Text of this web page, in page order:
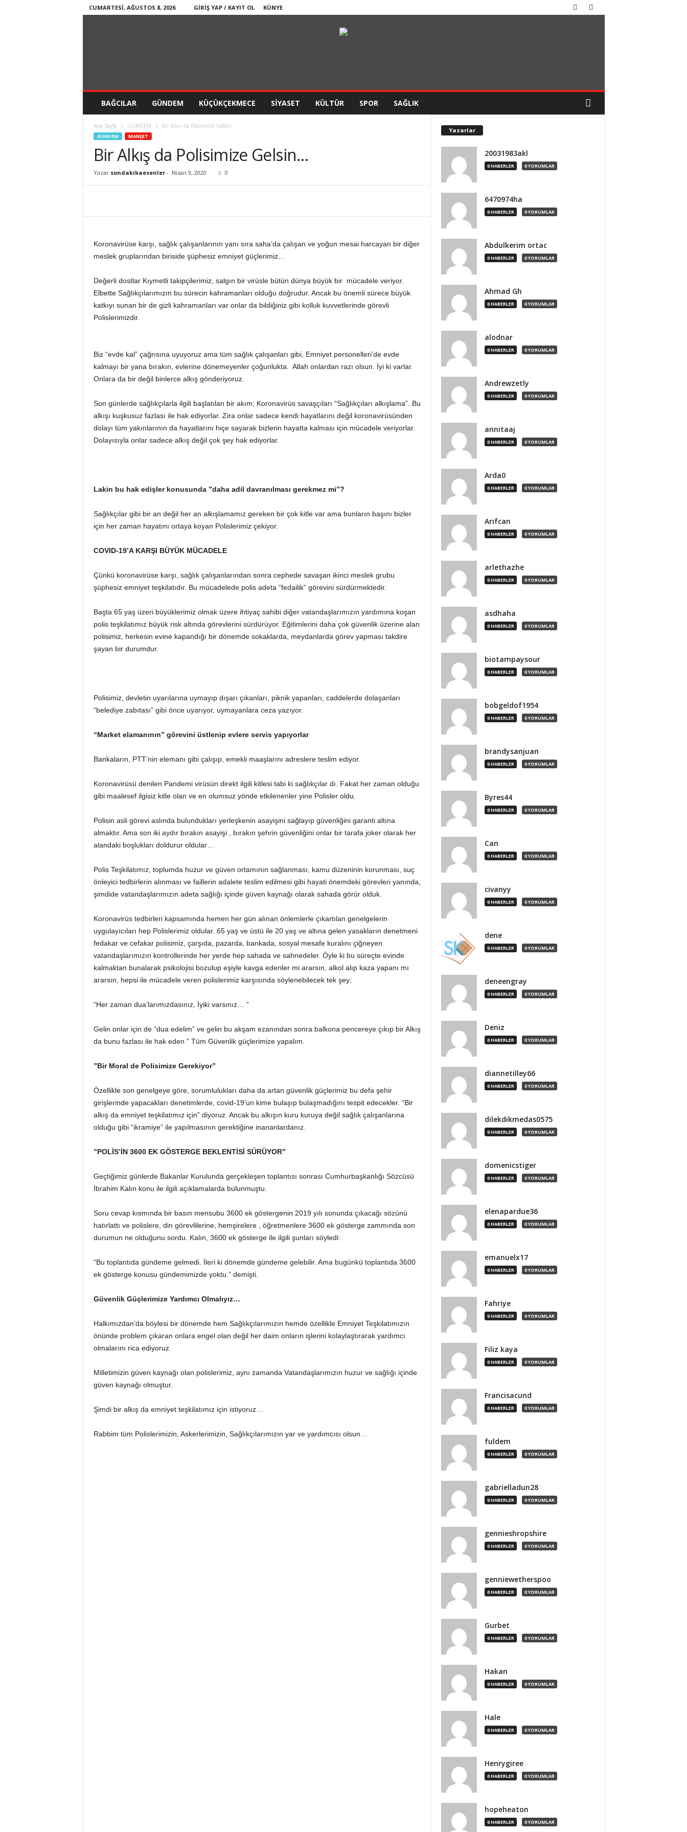
CUMARTESI, AĞUSTOS 8, 2026 GIRIŞ YAP / KAYIT OL KÜNYE
BAĞCILAR GÜNDEM KÜÇÜKÇEKMECE SİYASET KÜLTÜR SPOR SAĞLIK
Ana Sayfa GÜNDEM Bir Alkış da Polisimize Gelsin…
GÜNDEM MANŞET
Bir Alkış da Polisimize Gelsin…
Yazar sondakikaesenler- Nisan 9, 2020 0
Koronavirüse karşı, sağlık çalışanlarının yanı sıra saha’da çalışan ve yoğun mesai harcayan bir diğer
meslek gruplarından biriside şüphesiz emniyet güçlerimiz…
Değerli dostlar Kıymetli takipçilerimiz, salgın bir virüsle bütün dünya büyük bir mücadele veriyor.
Elbette Sağlıkçılarımızın bu sürecin kahramanları olduğu doğrudur. Ancak bu önemli sürece büyük
katkıyı sunan bir de gizli kahramanları var onlar da bildiğiniz gibi kolluk kuvvetlerinde görevli
Polislerimizdir.
Biz “evde kal” çağrısına uyuyoruz ama tüm sağlık çalışanları gibi, Emniyet personelleri’de evde
kalmayı bir yana bırakın, evlerine dönemeyenler çoğunlukta. Allah onlardan razı olsun. İyi ki varlar.
Onlara da bir değil binlerce alkış gönderiyoruz.
Son günlerde sağlıkçılarla ilgili başlatılan bir akım; Koronavirüs savaşçıları “Sağlıkçıları alkışlama”. Bu
alkışı kuşkusuz fazlası ile hak ediyorlar. Zira onlar sadece kendi hayatlarını değil koronavirüsünden
dolayı tüm yakınlarının da hayatlarını hiçe sayarak bizlerin hayatta kalması için mücadele veriyorlar.
Dolayısıyla onlar sadece alkış değil çok şey hak ediyorlar.
Lakin bu hak edişler konusunda ”daha adil davranılması gerekmez mi”?
Sağlıkçılar gibi bir an değil her an alkışlamamız gereken bir çok kitle var ama bunların başını bizler
için her zaman hayatını ortaya koyan Polislerimiz çekiyor.
COVID-19’A KARŞI BÜYÜK MÜCADELE
Çünkü koronavirüse karşı, sağlık çalışanlarından sonra cephede savaşan ikinci meslek grubu
şüphesiz emniyet teşkilatıdır. Bu mücadelede polis adeta “fedailik” görevini sürdürmektedir.
Başta 65 yaş üzeri büyüklerimiz olmak üzere ihtiyaç sahibi diğer vatandaşlarımızın yardımına koşan
polis teşkilatımız büyük risk altında görevlerini sürdürüyor. Eğitimlerini daha çok güvenlik üzerine alan
polisimiz, herkesin evine kapandığı bir dönemde sokaklarda, meydanlarda görev yapması takdire
şayan bir durumdur.
Polisimiz, devletin uyarılarına uymayıp dışarı çıkanları, piknik yapanları, caddelerde dolaşanları
“belediye zabıtası” gibi önce uyarıyor, uymayanlara ceza yazıyor.
“Market elamanının” görevini üstlenip evlere servis yapıyorlar
Bankaların, PTT’nin elemanı gibi çalışıp, emekli maaşlarını adreslere teslim ediyor.
Koronavirüsü denilen Pandemi virüsün direkt ilgili kitlesi tabi ki sağlıkçılar dı. Fakat her zaman olduğu
gibi maalesef ilgisiz kitle olan ve en olumsuz yönde etkilenenler yine Polisler oldu.
Polisin asli görevi aslında bulundukları yerleşkenin asayişini sağlayıp güvenliğini garanti altına
almaktır. Ama son iki aydır bırakın asayişi , bırakın şehrin güvenliğini onlar bir tarafa joker olarak her
alandaki boşlukları doldurur oldular…
Polis Teşkilatımız, toplumda huzur ve güven ortamının sağlanması, kamu düzeninin korunması, suç
önleyici tedbirlerin alınması ve faillerin adalete teslim edilmesi gibi hayati önemdeki görevleri yanında,
şimdide vatandaşlarımızın adeta sağlığı içinde güven kaynağı olarak sahada görür olduk.
Koronavirüs tedbirleri kapsamında hemen her gün alınan önlemlerle çıkartılan genelgelerin
uygulayıcıları hep Polislerimiz oldular. 65 yaş ve üstü ile 20 yaş ve altına gelen yasakların denetmeni
fedakar ve cefakar polisimiz, çarşıda, pazarda, bankada, sosyal mesafe kuralını çiğneyen
vatandaşlarımızın kontrollerinde her yerde hep sahada ve sahnedeler. Öyle ki bu süreçte evinde
kalmaktan bunalarak psikolojisi bozulup eşiyle kavga edenler mi ararsın, alkol alıp kaza yapanı mı
ararsın, hepsi ile mücadele veren polislerimiz karşısında söylenebilecek tek şey;
“Her zaman dua’larımızdasınız, İyiki varsınız… ”
Gelin onlar için de “dua edelim” ve gelin bu akşam ezanından sonra balkona pencereye çıkıp bir Alkış
da bunu fazlası ile hak eden ” Tüm Güvenlik güçlerimize yapalım.
”Bir Moral de Polisimize Gerekiyor”
Özellikle son genelgeye göre, sorumlulukları daha da artan güvenlik güçlerimiz bu defa şehir
girişlerinde yapacakları denetimlerde, covid-19’un kime bulaşıp bulaşmadığını tespit edecekler. “Bir
alkış da emniyet teşkilatımız için” diyoruz. Ancak bu alkışın kuru kuruya değil sağlık çalışanlarına
olduğu gibi “ikramiye” ile yapılmasının gerektiğine inananlardanız.
”POLİS’İN 3600 EK GÖSTERGE BEKLENTİSİ SÜRÜYOR”
Geçtiğimiz günlerde Bakanlar Kurulunda gerçekleşen toplantısı sonrası Cumhurbaşkanlığı Sözcüsü
İbrahim Kalın konu ile ilgili açıklamalarda bulunmuştu.
Soru cevap kısmında bir basın mensubu 3600 ek göstergenin 2019 yılı sonunda çıkacağı sözünü
hatırlattı ve polislere, din görevlilerine, hemşirelere , öğretmenlere 3600 ek gösterge zammında son
durumun ne olduğunu sordu. Kalın, 3600 ek gösterge ile ilgili şunları söyledi:
“Bu toplantıda gündeme gelmedi. İleri ki dönemde gündeme gelebilir. Ama bugünkü toplantıda 3600
ek gösterge konusu gündemimizde yoktu.” demişti.
Güvenlik Güçlerimize Yardımcı Olmalıyız…
Halkımızdan’da böylesi bir dönemde hem Sağlıkçılarımızın hemde özellikle Emniyet Teşkilatımızın
önünde problem çıkaran onlara engel olan değil her daim onların işlerini kolaylaştırarak yardımcı
olmalarını rica ediyoruz.
Milletimizin güven kaynağı olan polislerimiz, aynı zamanda Vatandaşlarımızın huzur ve sağlığı içinde
güven kaynağı olmuştur.
Şimdi bir alkış da emniyet teşkilatımız için istiyoruz…
Rabbim tüm Polislerimizin, Askerlerimizin, Sağlıkçılarımızın yar ve yardımcısı olsun…
Yazarlar
20031983akl
0 HABERLER 0 YORUMLAR
6470974ha
0 HABERLER 0 YORUMLAR
Abdulkerim ortac
0 HABERLER 0 YORUMLAR
Ahmad Gh
0 HABERLER 0 YORUMLAR
alodnar
0 HABERLER 0 YORUMLAR
Andrewzetly
0 HABERLER 0 YORUMLAR
annitaaj
0 HABERLER 0 YORUMLAR
Arda0
0 HABERLER 0 YORUMLAR
Arifcan
0 HABERLER 0 YORUMLAR
arlethazhe
0 HABERLER 0 YORUMLAR
asdhaha
0 HABERLER 0 YORUMLAR
biotampaysour
0 HABERLER 0 YORUMLAR
bobgeldof1954
0 HABERLER 0 YORUMLAR
brandysanjuan
0 HABERLER 0 YORUMLAR
Byres44
0 HABERLER 0 YORUMLAR
Can
0 HABERLER 0 YORUMLAR
civanyy
0 HABERLER 0 YORUMLAR
dene
0 HABERLER 0 YORUMLAR
deneengray
0 HABERLER 0 YORUMLAR
Deniz
0 HABERLER 0 YORUMLAR
diannetilley66
0 HABERLER 0 YORUMLAR
dilekdikmedas0575
0 HABERLER 0 YORUMLAR
domenicstiger
0 HABERLER 0 YORUMLAR
elenapardue36
0 HABERLER 0 YORUMLAR
emanuelx17
0 HABERLER 0 YORUMLAR
Fahriye
0 HABERLER 0 YORUMLAR
Filiz kaya
0 HABERLER 0 YORUMLAR
Francisacund
0 HABERLER 0 YORUMLAR
fuldem
0 HABERLER 0 YORUMLAR
gabrielladun28
0 HABERLER 0 YORUMLAR
gennieshropshire
0 HABERLER 0 YORUMLAR
genniewetherspoo
0 HABERLER 0 YORUMLAR
Gurbet
0 HABERLER 0 YORUMLAR
Hakan
0 HABERLER 0 YORUMLAR
Hale
0 HABERLER 0 YORUMLAR
Henrygiree
0 HABERLER 0 YORUMLAR
hopeheaton
0 HABERLER 0 YORUMLAR